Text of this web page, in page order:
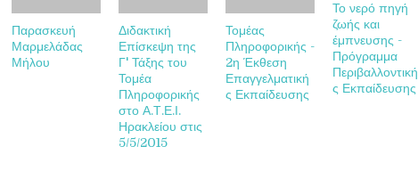
Παρασκευή
Μαρμελάδας
Μήλου
Διδακτική
Επίσκεψη της
Γ' Τάξης του
Τομέα
Πληροφορικής
στο Α.Τ.Ε.Ι.
Ηρακλείου στις
5/5/2015
Τομέας
Πληροφορικής -
2η Έκθεση
Επαγγελματική
ς Εκπαίδευσης
Το νερό πηγή
ζωής και
έμπνευσης -
Πρόγραμμα
Περιβαλλοντική
ς Εκπαίδευσης